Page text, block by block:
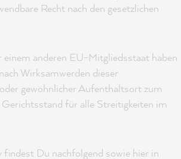
Recht nach den gesetzlichen
einem anderen EU-Mitgliedsstaat haben
Wirksamwerden dieser
gewöhnlicher Aufenthaltsort zum
für alle Streitigkeiten im
Du nachfolgend sowie hier in